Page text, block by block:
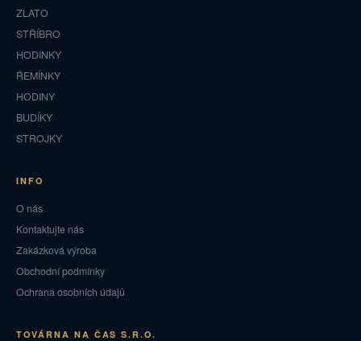
ZLATO
STŘÍBRO
HODINKY
ŘEMÍNKY
HODINY
BUDÍKY
STROJKY
INFO
O nás
Kontaktujte nás
Zakázková výroba
Obchodní podmínky
Ochrana osobních údajů
TOVÁRNA NA ČAS S.R.O.